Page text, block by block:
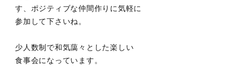
す、ポジティブな仲間作りに気軽に
参加して下さいね。
少人数制で和気藹々とした楽しい
食事会になっています。